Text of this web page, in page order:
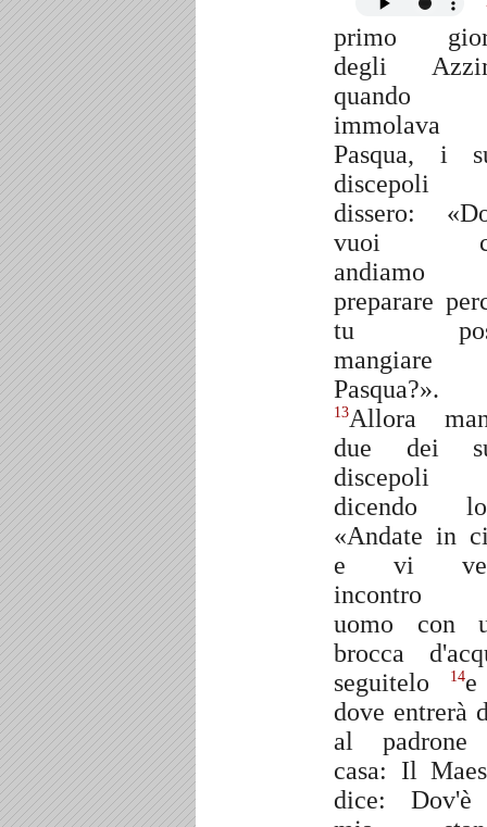
primo
degli
quando
immolava
Pasqua, i
discepoli
dissero:
vuoi
preparare
tu
mangiare
Pasqua?».
13Allora
due dei
discepoli
dicendo
«Andate in
e vi
incontro
uomo con
brocca
seguitelo
14
dove entrerà
al
casa: Il
dice: